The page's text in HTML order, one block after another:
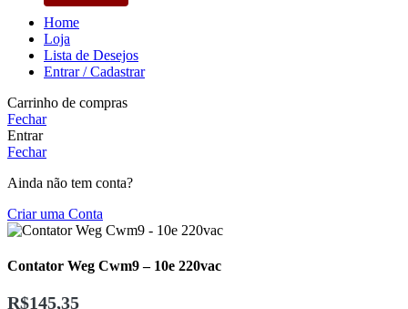
Home
Loja
Lista de Desejos
Entrar / Cadastrar
Carrinho de compras
Fechar
Entrar
Fechar
Ainda não tem conta?
Criar uma Conta
Contator Weg Cwm9 – 10e 220vac
R$145,35